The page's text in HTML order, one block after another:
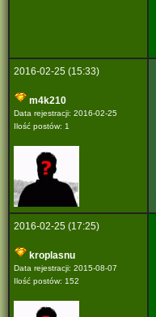
2016-02-25 (15:33)
m4k210
Data rejestracji: 2016-02-25
Ilość postów: 1
2016-02-25 (17:25)
kroplasnu
Data rejestracji: 2015-08-07
Ilość postów: 152